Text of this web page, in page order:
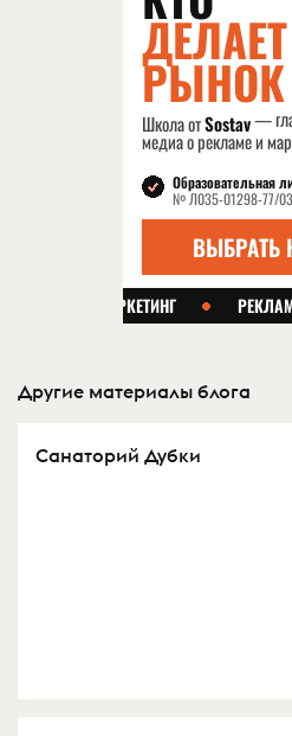
Другие материалы блога
Санаторий Дубки